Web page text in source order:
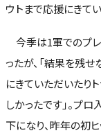
ウトまで応援にきて
今季は1軍でのプレ
ったが、「結果を残
にきていただいたり
しかったです」。プ
下になり、昨年の初